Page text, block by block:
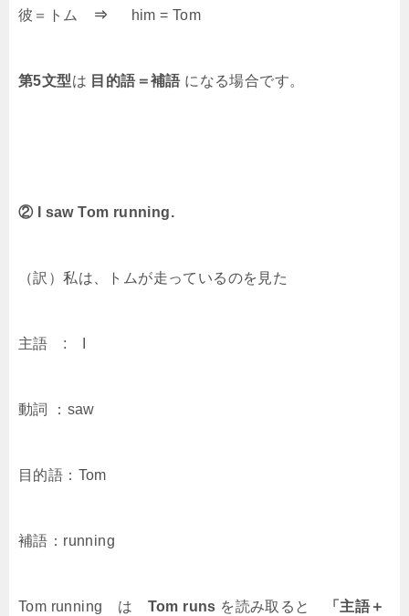
彼＝トム ⇒ him = Tom
第5文型は 目的語＝補語になる場合です。
② I saw Tom running.
（訳）私は、トムが走っているのを見た
主語 : I
動詞 ：saw
目的語：Tom
補語：running
Tom running は Tom runs を読み取ると
「主語＋